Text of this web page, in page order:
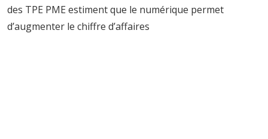
des TPE PME estiment que le numérique permet
d’augmenter le chiffre d’affaires